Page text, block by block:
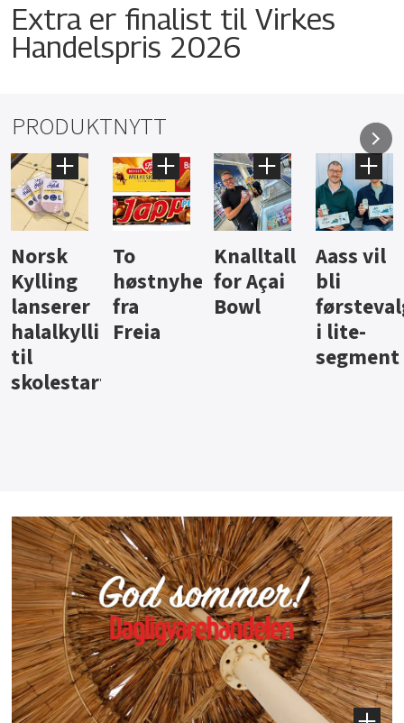
Extra er finalist til Virkes
Handelspris 2026
PRODUKTNYTT
Knalltall
for Açai
Bowl
Aass vil
bli
førstevalg
i lite-
Brus og
jus fra
Berentsen
Hard
iste fra
Hansa